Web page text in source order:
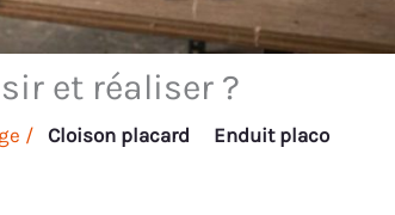
et réaliser ?
/ Cloison placard
Enduit placo